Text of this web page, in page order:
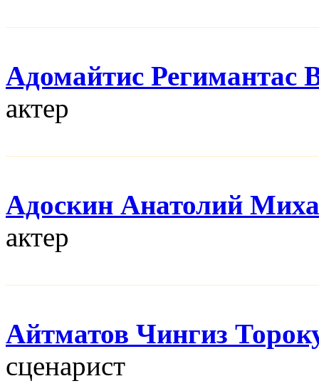
Адомайтис Регимантас
актер
Адоскин Анатолий
актер
Айтматов Чингиз
сценарист